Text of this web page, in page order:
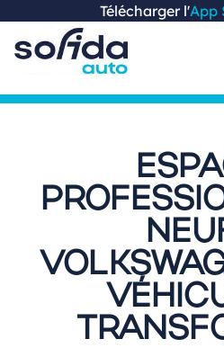
Télécharger l'App